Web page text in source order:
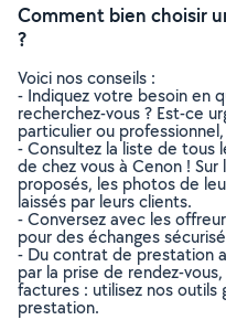
Comment bien choisir
?
Voici nos conseils :
- Indiquez votre besoin en
recherchez-vous ? Est-ce
particulier ou
- Consultez la liste de tous
de chez vous à Cenon !
proposés, les photos de
laissés par leurs clients.
- Conversez avec les
pour des échanges
- Du contrat de prestation
par la prise de rendez-
factures : utilisez nos
prestation.